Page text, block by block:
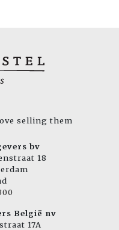
selling them
bv
18
België nv
17A